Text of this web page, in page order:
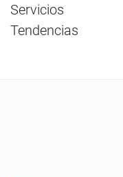
Servicios
Tendencias